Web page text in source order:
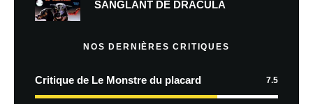
SANGLANT DE DRACULA
NOS DERNIÈRES CRITIQUES
Critique de Le Monstre du placard 7.5